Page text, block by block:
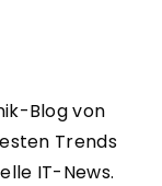
Blog von
Trends
IT-News.